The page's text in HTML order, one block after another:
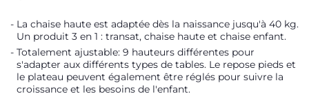
La chaise haute est adaptée dès la naissance jusqu'à 40 kg.
Un produit 3 en 1 : transat, chaise haute et chaise enfant.
Totalement ajustable: 9 hauteurs différentes pour
s'adapter aux différents types de tables. Le repose pieds et
le plateau peuvent également être réglés pour suivre la
croissance et les besoins de l'enfant.